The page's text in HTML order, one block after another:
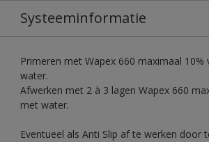
Systeeminformatie
Primeren met Wapex 660 maximaal 10%
water.
Afwerken met 2 à 3 lagen Wapex 660
met water.
Eventueel als Anti Slip af te werken door